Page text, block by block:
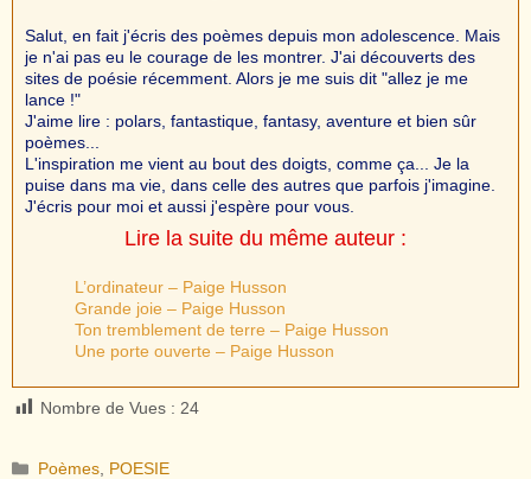
Salut, en fait j'écris des poèmes depuis mon adolescence. Mais
je n'ai pas eu le courage de les montrer. J'ai découverts des
sites de poésie récemment. Alors je me suis dit "allez je me
lance !"
J'aime lire : polars, fantastique, fantasy, aventure et bien sûr
poèmes...
L'inspiration me vient au bout des doigts, comme ça... Je la
puise dans ma vie, dans celle des autres que parfois j'imagine.
J'écris pour moi et aussi j'espère pour vous.
Lire la suite du même auteur :
L’ordinateur – Paige Husson
Grande joie – Paige Husson
Ton tremblement de terre – Paige Husson
Une porte ouverte – Paige Husson
Nombre de Vues : 24
Catégories
Poèmes POESIE